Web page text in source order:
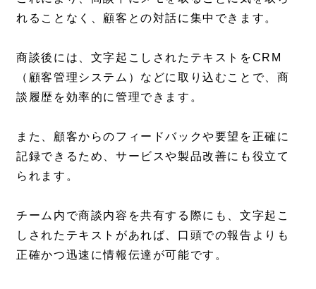
れることなく、顧客との対話に集中できます。
商談後には、文字起こしされたテキストをCRM
（顧客管理システム）などに取り込むことで、商
談履歴を効率的に管理できます。
また、顧客からのフィードバックや要望を正確に
記録できるため、サービスや製品改善にも役立て
られます。
チーム内で商談内容を共有する際にも、文字起こ
しされたテキストがあれば、口頭での報告よりも
正確かつ迅速に情報伝達が可能です。